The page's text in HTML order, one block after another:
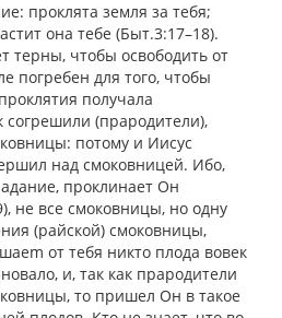
проклята земля за тебя;
она тебе (Быт.3:17–18).
терны, чтобы освободить от
погребен для того, чтобы
получала
согрешили (прародители),
потому и Иисус
над смоковницей. Ибо,
проклинает Он
не все смоковницы, но одну
(райской) смоковницы,
от тебя никто плода вовек
и, так как прародители
то пришел Он в такое